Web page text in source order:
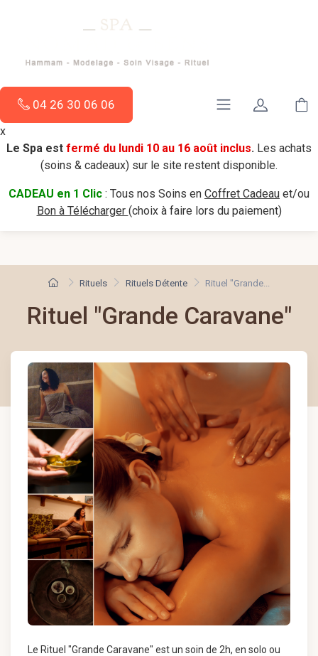
04 26 30 06 06
x
Le Spa est fermé du lundi 10 au 16 août inclus. Les achats
(soins & cadeaux) sur le site restent disponible.
CADEAU en 1 Clic : Tous nos Soins en Coffret Cadeau et/ou
Bon à Télécharger (choix à faire lors du paiement)
Rituels Rituels Détente Rituel "Grande...
Rituel "Grande Caravane"
Le Rituel "Grande Caravane" est un soin de 2h, en solo ou